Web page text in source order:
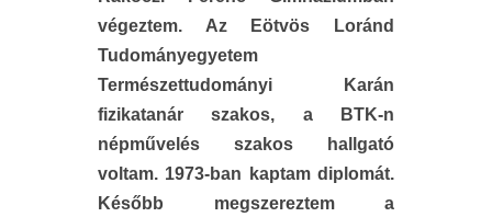
végeztem. Az Eötvös Loránd
Tudományegyetem
Természettudományi Karán
fizikatanár szakos, a BTK-n
népművelés szakos hallgató
voltam. 1973-ban kaptam diplomát.
Később megszereztem a